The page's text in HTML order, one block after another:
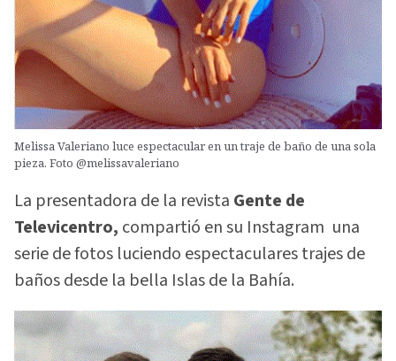
Melissa Valeriano luce espectacular en un traje de baño de una sola
pieza. Foto @melissavaleriano
La presentadora de la revista Gente de
Televicentro, compartió en su Instagram una
serie de fotos luciendo espectaculares trajes de
baños desde la bella Islas de la Bahía.